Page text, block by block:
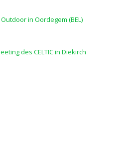
Outdoor in Oordegem (BEL)
des CELTIC in Diekirch